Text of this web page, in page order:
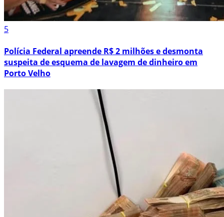
5
Polícia Federal apreende R$ 2 milhões e desmonta
suspeita de esquema de lavagem de dinheiro em
Porto Velho